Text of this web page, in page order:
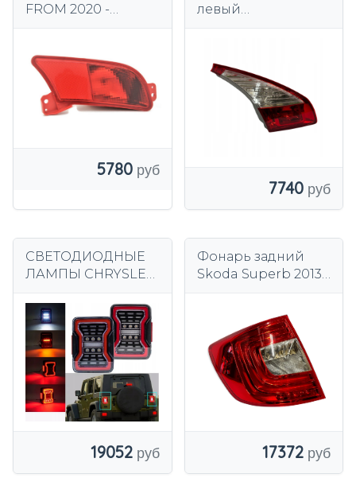
FROM 2020 -
ЛАМПА
5780
левый
предназначенный
для ламп Renault
Megane III.
7740
СВЕТОДИОДНЫЕ
ЛАМПЫ CHRYSLER
JK 07-18 LED BAR
DYNAMIC
19052
Фонарь задний
Skoda Superb 2013-
лампочками
17372